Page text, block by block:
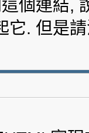
個連結,
它. 但是